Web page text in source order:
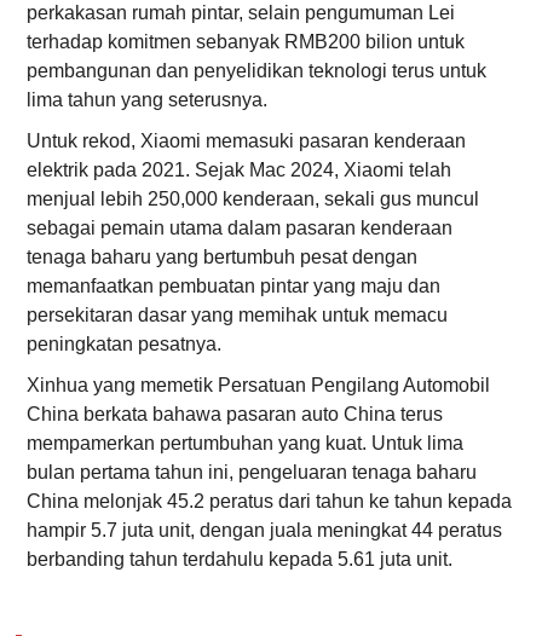
perkakasan rumah pintar, selain pengumuman Lei
terhadap komitmen sebanyak RMB200 bilion untuk
pembangunan dan penyelidikan teknologi terus untuk
lima tahun yang seterusnya.
Untuk rekod, Xiaomi memasuki pasaran kenderaan
elektrik pada 2021. Sejak Mac 2024, Xiaomi telah
menjual lebih 250,000 kenderaan, sekali gus muncul
sebagai pemain utama dalam pasaran kenderaan
tenaga baharu yang bertumbuh pesat dengan
memanfaatkan pembuatan pintar yang maju dan
persekitaran dasar yang memihak untuk memacu
peningkatan pesatnya.
Xinhua yang memetik Persatuan Pengilang Automobil
China berkata bahawa pasaran auto China terus
mempamerkan pertumbuhan yang kuat. Untuk lima
bulan pertama tahun ini, pengeluaran tenaga baharu
China melonjak 45.2 peratus dari tahun ke tahun kepada
hampir 5.7 juta unit, dengan juala meningkat 44 peratus
berbanding tahun terdahulu kepada 5.61 juta unit.